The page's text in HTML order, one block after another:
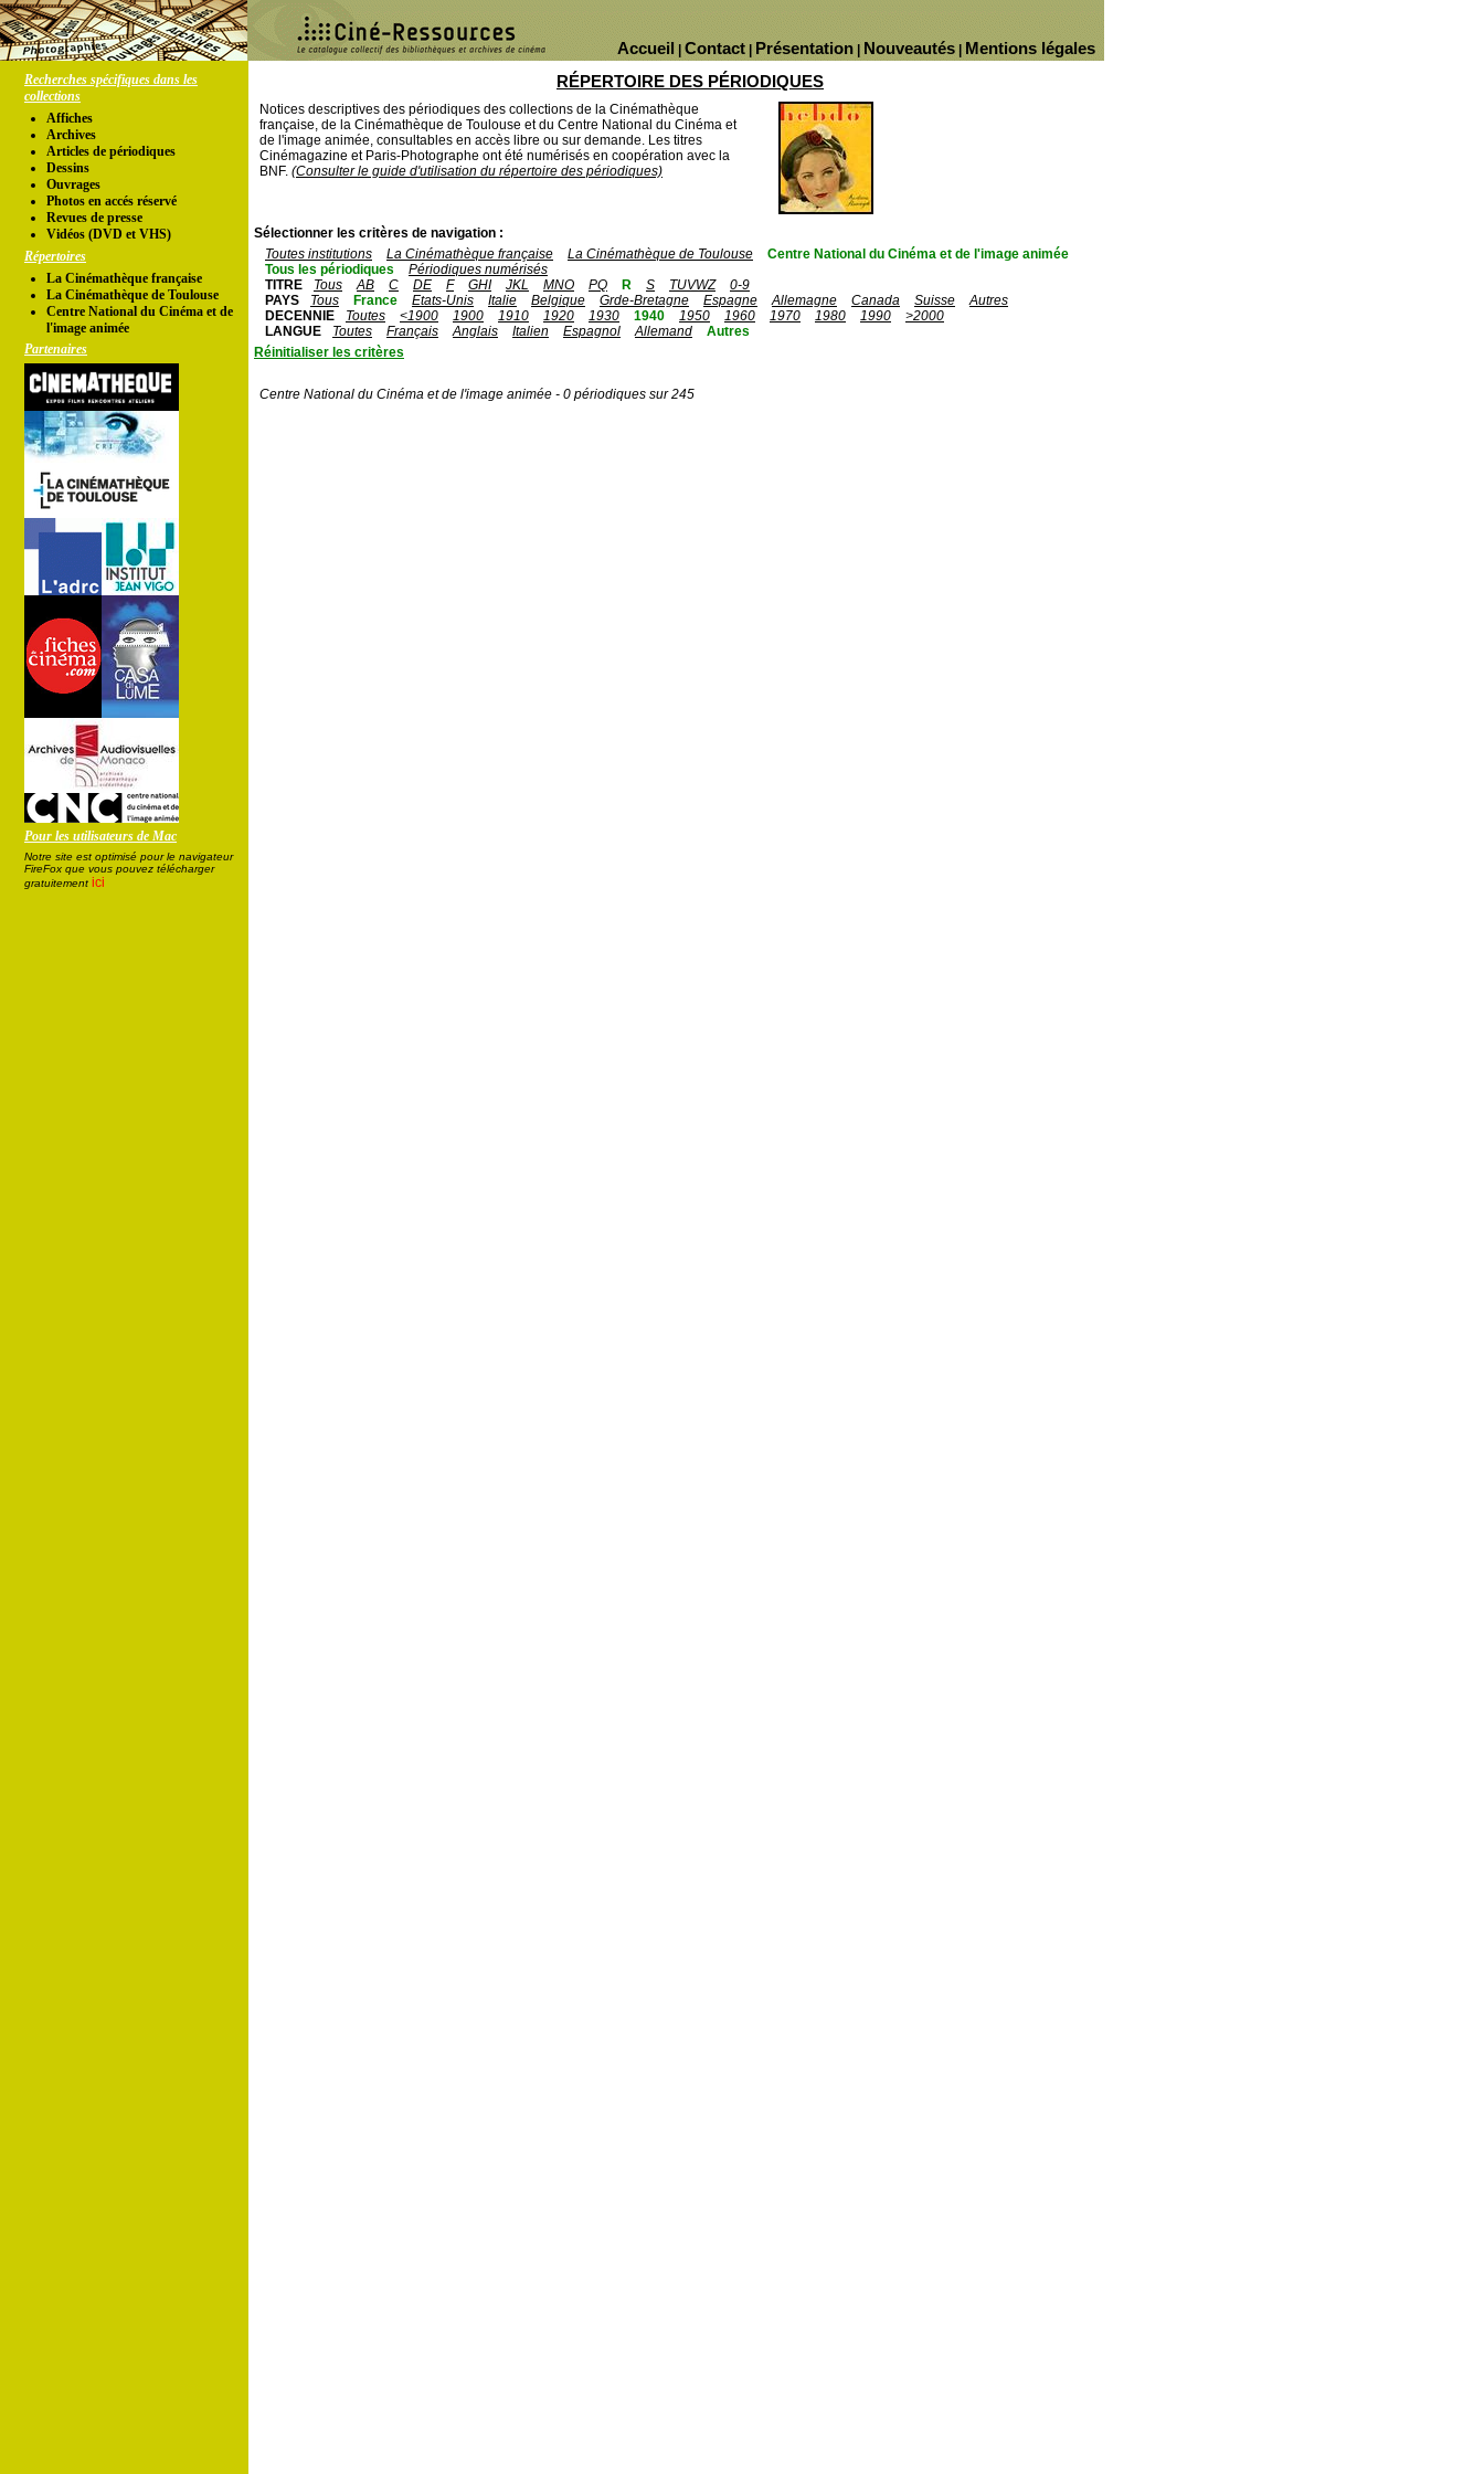
Mentions légales
Nouveautés
Présentation
Contact
Accueil
Recherches spécifiques dans les
collections
Affiches
Archives
Articles de périodiques
Dessins
Ouvrages
Photos en accés réservé
Revues de presse
Vidéos (DVD et VHS)
Répertoires
La Cinémathèque française
La Cinémathèque de Toulouse
Centre National du Cinéma et de
l'image animée
Partenaires
Pour les utilisateurs de Mac
Notre site est optimisé pour le navigateur
FireFox que vous pouvez télécharger
gratuitement ici
RÉPERTOIRE DES PÉRIODIQUES
Notices descriptives des périodiques des collections de la Cinémathèque
française, de la Cinémathèque de Toulouse et du Centre National du Cinéma et
de l'image animée, consultables en accès libre ou sur demande. Les titres
Cinémagazine et Paris-Photographe ont été numérisés en coopération avec la
BNF. (Consulter le guide d'utilisation du répertoire des périodiques)
Sélectionner les critères de navigation :
Toutes institutions
La Cinémathèque française La Cinémathèque de Toulouse
Centre National du Cinéma et de l'image animée
Tous les périodiques
Périodiques numérisés
TITRE
Tous AB C DE F GHI JKL MNO PQ R S TUVWZ
0-9
PAYS
Tous France Etats-Unis Italie Belgique Grde-Bretagne Espagne Allemagne Canada Suisse
Autres
DECENNIE
Toutes <1900 1900 1910 1920 1930 1940 1950 1960 1970 1980 1990
>2000
LANGUE
Toutes Français Anglais Italien Espagnol Allemand
Autres
Réinitialiser les critères
Centre National du Cinéma et de l'image animée - 0 périodiques sur 245